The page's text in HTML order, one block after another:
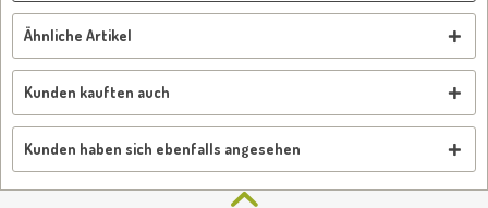
Ähnliche Artikel
Kunden kauften auch
Kunden haben sich ebenfalls angesehen